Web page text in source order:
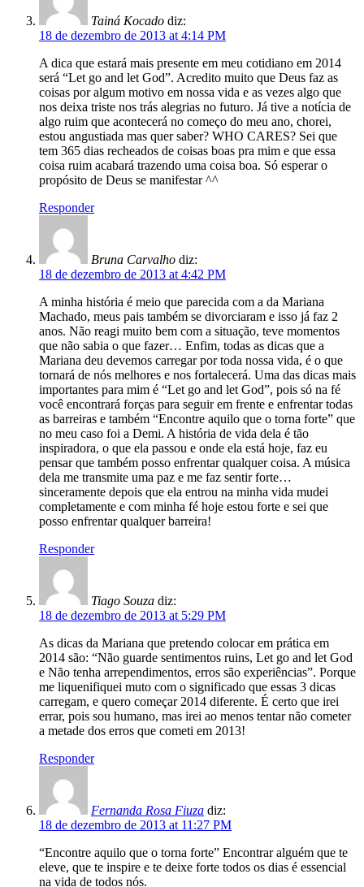
Tainá Kocado diz:
18 de dezembro de 2013 at 4:14 PM
A dica que estará mais presente em meu cotidiano em 2014
será “Let go and let God”. Acredito muito que Deus faz as
coisas por algum motivo em nossa vida e as vezes algo que
nos deixa triste nos trás alegrias no futuro. Já tive a notícia de
algo ruim que acontecerá no começo do meu ano, chorei,
estou angustiada mas quer saber? WHO CARES? Sei que
tem 365 dias recheados de coisas boas pra mim e que essa
coisa ruim acabará trazendo uma coisa boa. Só esperar o
propósito de Deus se manifestar ^^
Responder
Bruna Carvalho diz:
18 de dezembro de 2013 at 4:42 PM
A minha história é meio que parecida com a da Mariana
Machado, meus pais também se divorciaram e isso já faz 2
anos. Não reagi muito bem com a situação, teve momentos
que não sabia o que fazer… Enfim, todas as dicas que a
Mariana deu devemos carregar por toda nossa vida, é o que
tornará de nós melhores e nos fortalecerá. Uma das dicas mais
importantes para mim é “Let go and let God”, pois só na fé
você encontrará forças para seguir em frente e enfrentar todas
as barreiras e também “Encontre aquilo que o torna forte” que
no meu caso foi a Demi. A história de vida dela é tão
inspiradora, o que ela passou e onde ela está hoje, faz eu
pensar que também posso enfrentar qualquer coisa. A música
dela me transmite uma paz e me faz sentir forte…
sinceramente depois que ela entrou na minha vida mudei
completamente e com minha fé hoje estou forte e sei que
posso enfrentar qualquer barreira!
Responder
Tiago Souza diz:
18 de dezembro de 2013 at 5:29 PM
As dicas da Mariana que pretendo colocar em prática em
2014 são: “Não guarde sentimentos ruins, Let go and let God
e Não tenha arrependimentos, erros são experiências”. Porque
me liquenifiquei muto com o significado que essas 3 dicas
carregam, e quero começar 2014 diferente. É certo que irei
errar, pois sou humano, mas irei ao menos tentar não cometer
a metade dos erros que cometi em 2013!
Responder
Fernanda Rosa Fiuza diz:
18 de dezembro de 2013 at 11:27 PM
“Encontre aquilo que o torna forte” Encontrar alguém que te
eleve, que te inspire e te deixe forte todos os dias é essencial
na vida de todos nós.